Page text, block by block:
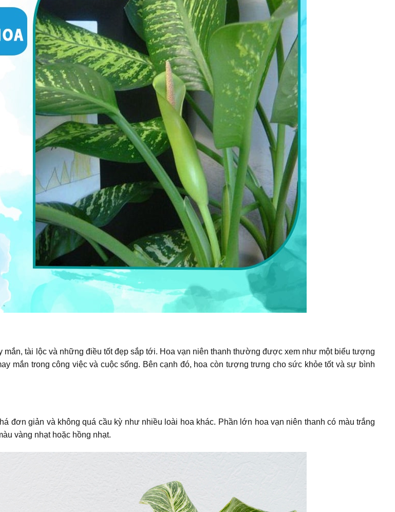
tài lộc và những điều tốt đẹp sắp tới. Hoa vạn niên thanh thường được xem như một biểu tượng
mắn trong công việc và cuộc sống. Bên cạnh đó, hoa còn tượng trưng cho sức khỏe tốt và sự bình
đơn giản và không quá cầu kỳ như nhiều loài hoa khác. Phần lớn hoa vạn niên thanh có màu trắng
vàng nhạt hoặc hồng nhạt.